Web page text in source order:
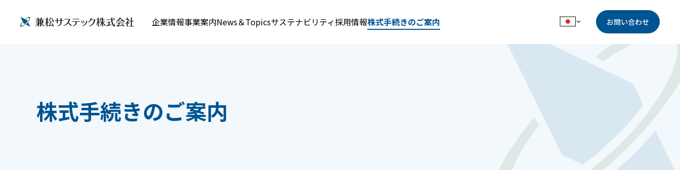
企業情報事業案内News＆Topicsサステナビリティ採用情報株式手続きのご案内 お問い合わせ
株式手続きのご案内